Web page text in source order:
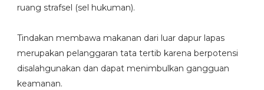
ruang strafsel (sel hukuman).
Tindakan membawa makanan dari luar dapur lapas
merupakan pelanggaran tata tertib karena berpotensi
disalahgunakan dan dapat menimbulkan gangguan
keamanan.